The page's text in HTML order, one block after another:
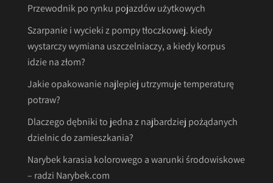
Przewodnik po rynku pojazdów użytkowych
Szarpanie i wycieki z pompy tłoczkowej. kiedy
wystarczy wymiana uszczelniaczy, a kiedy korpus
idzie na złom?
Jakie opakowanie najlepiej utrzymuje temperaturę
potraw?
Dlaczego dębniki to jedna z najbardziej pożądanych
dzielnic do zamieszkania?
Narybek karasia kolorowego a warunki środowiskowe
– radzi Narybek.com